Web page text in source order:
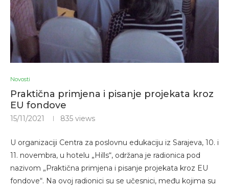
Novosti
Praktična primjena i pisanje projekata kroz
EU fondove
15/11/2021 835 views
U organizaciji Centra za poslovnu edukaciju iz Sarajeva, 10. i
11. novembra, u hotelu „Hills“, održana je radionica pod
nazivom „Praktična primjena i pisanje projekata kroz EU
fondove“. Na ovoj radionici su se učesnici, među kojima su